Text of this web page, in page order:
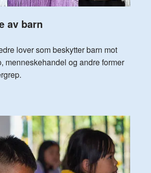
av barn
lover som beskytter barn mot
menneskehandel og andre former